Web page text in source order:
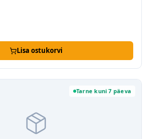
Lisa ostukorvi
Tarne kuni 7 päeva